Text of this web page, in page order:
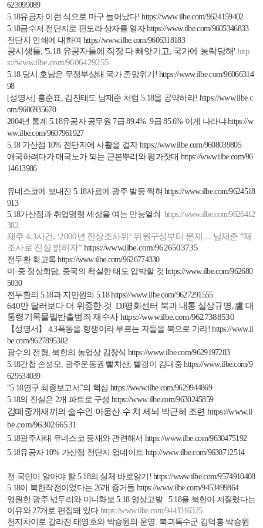
623999089
5.18유공자 이런 식으로 마구 늘어났다! https://www.ilbe.com/9624159402
5.18금수저 전단지로 판도라 상자를 열자 https://www.ilbe.com/9605346833
전단지 인쇄에 대하여 https://www.ilbe.com/9606318183
공시생들, '5.18 유공자들에 직장 다 빼앗기고, 국가에 농락당해' http
s://www.ilbe.com/9606429255
5.18 당시 호남은 무정부상태 국가 존망위기 ! https://www.ilbe.com/96066314
98
[성명서] 홍준표, 김진태도 남재준 처럼 5.18을 공약하라! https://www.ilbe.c
om/9606935670
2004년 통계 5.18유공자 공무원 7급89.4% 9급85.6% 이게 나라냐 https://w
ww.ilbe.com/9607961927
5.18 가산점 10% 전단지에 사활을 걸자 https://www.ilbe.com/9608039805
애국하려다가 매국노가 되는 근본뿌리와 평가잣대 https://www.ilbe.com/96
14613986
유네스코에 보내진 5.18자료에 광주 발등 찍혀 https://www.ilbe.com/9624518
913
5.18가산점과 취업명령 세상을 여는 만능열쇠
https://www.ilbe.com/9626412
382
제주 4.3사건, ‘2000년 진상조사위 ’ 위원구성부터 문제 … 남재준 ”재
조사로 진실 밝히자” https://www.ilbe.com/9626503735
전두환 회고록 https://www.ilbe.com/9626774330
미-중 정상회담, 중국의 확실한 태도 압박할 것 https://www.ilbe.com/962680
5030
전두환의 5.18과 지만원의 5.18 https://www.ilbe.com/9627291555
640만 달러보다 더 위중한 것 DJ평화센터 북과 내통 실상규명, 盧 대
통령기록물밀반출범죄 재수사https://www.ilbe.com/9627388530
【성명서 】 4.3폭동을 항쟁이라 부르는 자들을 북으로 가라! https://www.il
be.com/9627895382
광수의 전형, 북한의 농업상 김창식 https://www.ilbe.com/9629197283
5.18간첩 손성모, 광주운동권 빨치산, 빨갱이 김대중 https://www.ilbe.com/9
629534039
“5.18연구 최종보고서”의 핵심 https://www.ilbe.com/9629944869
5.18의 진실은 2개 파트로 구성 https://www.ilbe.com/9630245859
김떼중개새끼의 술수인 아웅산 수 치 세뇌 박근혜 조련 https://www.il
be.com/9630266531
5.18광주사태 유네스코 등재와 관련해서 https://www.ilbe.com/9630475192
5.18유공자10% 가산점 전단지 업데이트 http://www.ilbe.com/9630712514
전 국민이 알아야 할5.18의 실체 바로알기 ! https://www.ilbe.com/9574910408
5.18이 북한작전이었다는 26개 증거들 https://www.ilbe.com/9453499864
영원한 광주 넋두리와 미니화보5.18 영상고발5.18을 북한이 저질렀다는
이유와27개로 편집돼 있다 https://www.ilbe.com/9443316325
천지차이로 갈라진 태영호와 박승원의 운명 . 북괴특수군 김덕홍 박승원